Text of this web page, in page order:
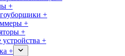
+
+
+
+
+
+